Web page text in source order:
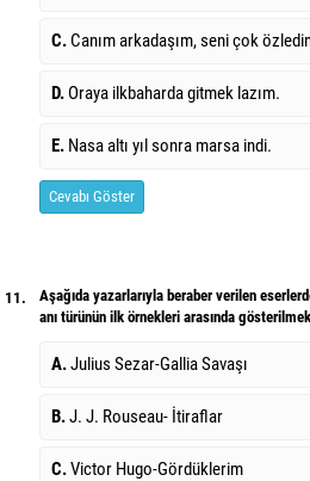
C.Canım arkadaşım, seni çok
D. Oraya ilkbaharda gitmek lazım.
E. Nasa altı yıl sonra marsa indi.
Cevabı Göster
11.
Aşağıda yazarlarıyla beraber verilen
anı türünün ilk örnekleri arasında
A.Julius Sezar-Gallia Savaşı
B.J. J. Rouseau- İtiraflar
C.Victor Hugo-Gördüklerim